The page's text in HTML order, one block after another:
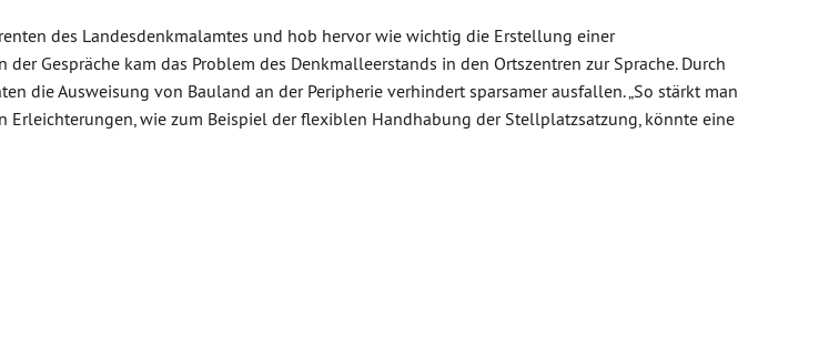
des Landesdenkmalamtes und hob hervor wie wichtig die Erstellung einer
Gespräche kam das Problem des Denkmalleerstands in den Ortszentren zur Sprache. Durch
die Ausweisung von Bauland an der Peripherie verhindert sparsamer ausfallen. „So stärkt man
Erleichterungen, wie zum Beispiel der flexiblen Handhabung der Stellplatzsatzung, könnte eine